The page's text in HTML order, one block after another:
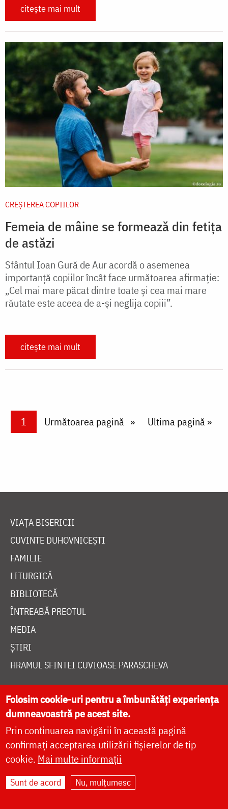
citește mai mult
CREŞTEREA COPIILOR
Femeia de mâine se formează din fetița
de astăzi
Sfântul Ioan Gură de Aur acordă o asemenea
importanţă copiilor încât face următoarea afirmaţie:
„Cel mai mare păcat dintre toate şi cea mai mare
răutate este aceea de a-şi neglija copiii”.
citește mai mult
PaginareCurrent page
1 Next page
Următoarea pagină Last page
Ultima pagină »
VIAȚA BISERICII
CUVINTE DUHOVNICEȘTI
FAMILIE
LITURGICĂ
BIBLIOTECĂ
ÎNTREABĂ PREOTUL
MEDIA
ȘTIRI
HRAMUL SFINTEI CUVIOASE PARASCHEVA
AUTORI
PĂRINȚI DUHOVNICEȘTI
MAICI CU VIAȚĂ DUHOVNICEASCĂ
TEMATICĂ
MĂNĂSTIRI ȘI BISERICI
Folosim cookie-uri pentru a îmbunătăți experiența
dumneavoastră pe acest site.
Prin continuarea navigării în această pagină
confirmați acceptarea utilizării fișierelor de tip
cookie. Mai multe informații
Sunt de acord Nu, mulțumesc